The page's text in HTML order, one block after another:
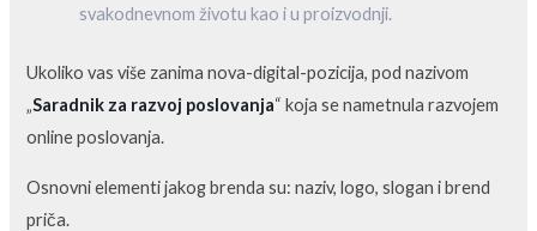
svakodnevnom životu kao i u proizvodnji.
Ukoliko vas više zanima nova-digital-pozicija, pod nazivom
„Saradnik za razvoj poslovanja“ koja se nametnula razvojem
online poslovanja.
Osnovni elementi jakog brenda su: naziv, logo, slogan i brend
priča.